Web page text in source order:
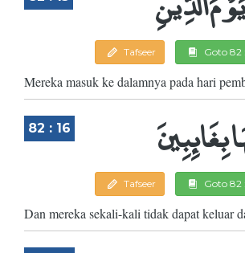
Tafseer Goto 82 :
Mereka masuk ke dalamnya pada hari
82 : 16 بِغَائِبِينَ
Tafseer Goto 82 :
Dan mereka sekali-kali tidak dapat keluar